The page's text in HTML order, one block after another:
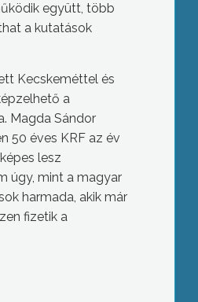
együtt, több
a kutatások
Kecskeméttel és
a
Magda Sándor
50 éves KRF az év
lesz
úgy, mint a magyar
harmada, akik már
fizetik a